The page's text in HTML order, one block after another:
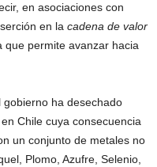
en asociaciones con
en la cadena de valor
que permite avanzar hacia
ha desechado
Chile cuya consecuencia
un conjunto de metales no
Plomo, Azufre, Selenio,